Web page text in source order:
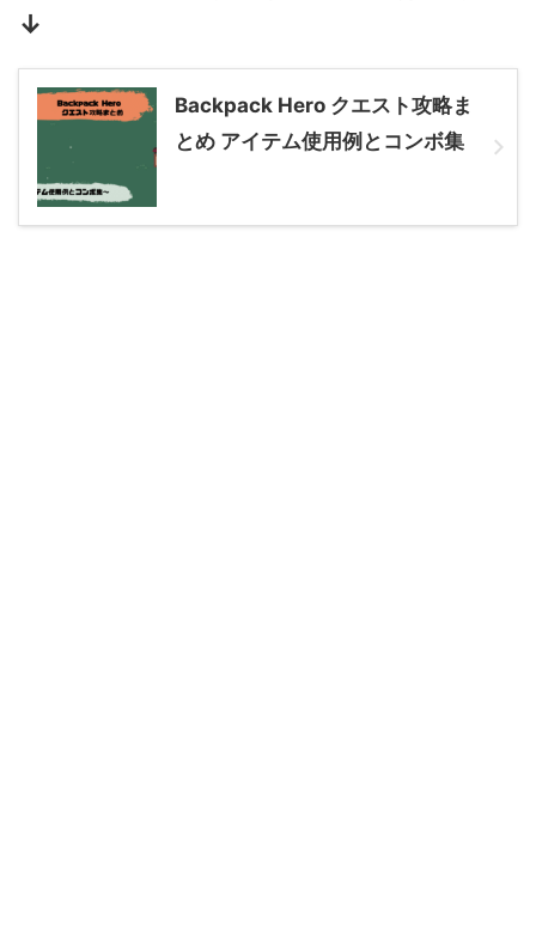
↓
Backpack Hero クエスト攻略ま
とめ アイテム使用例とコンボ集